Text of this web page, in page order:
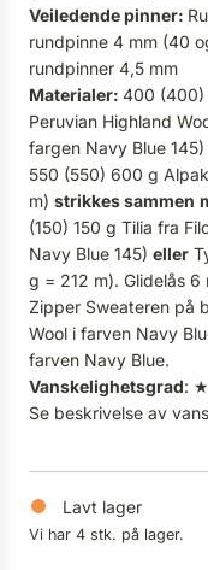
Veiledende pinner:
rundpinne 4 mm (40
rundpinner 4,5 mm
Materialer: 400 (400)
Peruvian Highland
fargen Navy Blue 145)
550 (550) 600 g
m) strikkessammen
(150) 150 g Tilia fra
Navy Blue 145) eller
g = 212 m). Glidelås 6
Zipper Sweateren på
Wool i farven Navy
farven Navy Blue.
Vanskelighetsgrad:
Se beskrivelse av
Lavt lager
Vi har 4 stk. på lager.